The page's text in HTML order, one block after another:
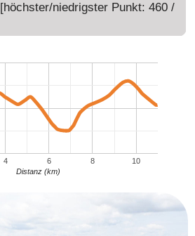
[höchster/niedrigster Punkt: 460 /
4 6 8 10
Distanz (km)